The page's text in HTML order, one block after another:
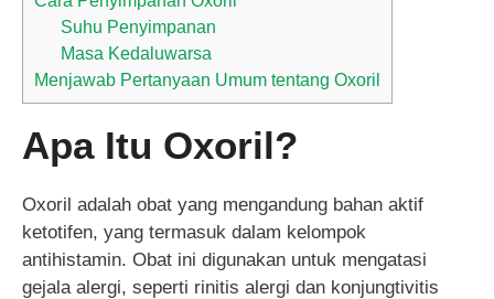
Suhu Penyimpanan
Masa Kedaluwarsa
Menjawab Pertanyaan Umum tentang Oxoril
Apa Itu Oxoril?
Oxoril adalah obat yang mengandung bahan aktif
ketotifen, yang termasuk dalam kelompok
antihistamin. Obat ini digunakan untuk mengatasi
gejala alergi, seperti rinitis alergi dan konjungtivitis